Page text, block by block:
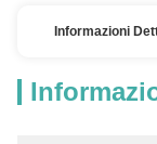
Informazioni